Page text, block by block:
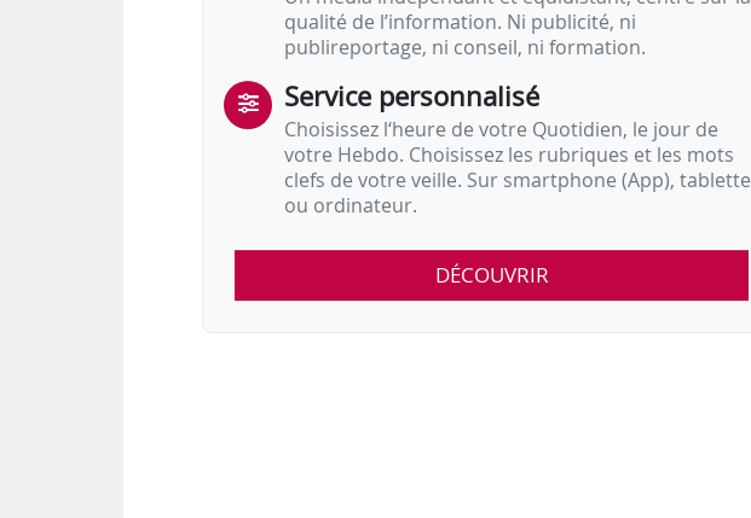
qualité de l’information. Ni publicité, ni
publireportage, ni conseil, ni formation.
Service personnalisé
Choisissez l‘heure de votre Quotidien, le jour de
votre Hebdo. Choisissez les rubriques et les mots
clefs de votre veille. Sur smartphone (App), tablette
ou ordinateur.
DÉCOUVRIR